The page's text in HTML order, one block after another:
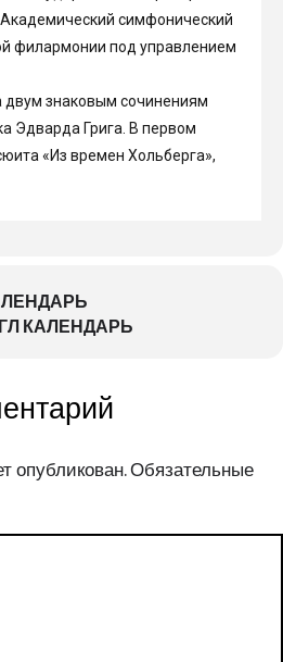
КАЛЕНДАРЬ
опубликован.Обязательные